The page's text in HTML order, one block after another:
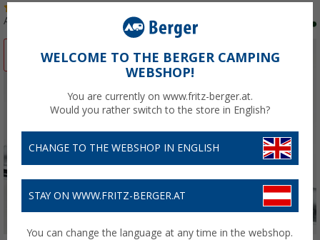
Art.-Nr.: 169530
WELCOME TO THE BERGER CAMPING
WEBSHOP!
You are currently on www.fritz-berger.at.
Would you rather switch to the store in English?
CHANGE TO THE WEBSHOP IN ENGLISH
STAY ON WWW.FRITZ-BERGER.AT
You can change the language at any time in the webshop.